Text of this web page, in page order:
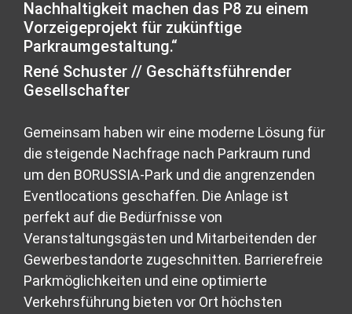
Nachhaltigkeit machen das P8 zu einem
Vorzeigeprojekt für zukünftige
Parkraumgestaltung.“
René Schuster // Geschäftsführender
Gesellschafter
Gemeinsam haben wir eine moderne Lösung für
die steigende Nachfrage nach Parkraum rund
um den BORUSSIA-Park und die angrenzenden
Eventlocations geschaffen. Die Anlage ist
perfekt auf die Bedürfnisse von
Veranstaltungsgästen und Mitarbeitenden der
Gewerbestandorte zugeschnitten. Barrierefreie
Parkmöglichkeiten und eine optimierte
Verkehrsführung bieten vor Ort höchsten